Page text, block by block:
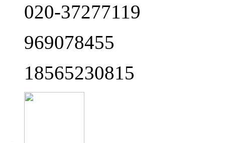
020-37277119
969078455
18565230815